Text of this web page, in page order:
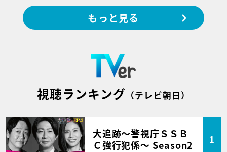
もっと見る
視聴ランキング （テレビ朝日）
大追跡～警視庁ＳＳＢ
Ｃ強行犯係～ Season2
1